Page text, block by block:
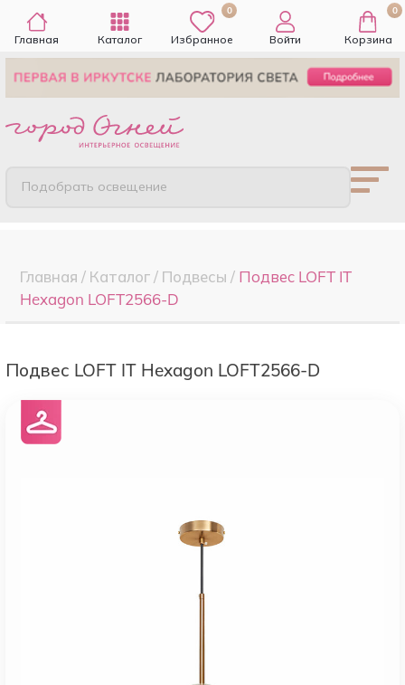
Главная Каталог
0
Избранное Войти
0
Корзина
Подобрать освещение
Главная / Каталог/ Подвесы / Подвес LOFT IT
Hexagon LOFT2566-D
Подвес LOFT IT Hexagon LOFT2566-D